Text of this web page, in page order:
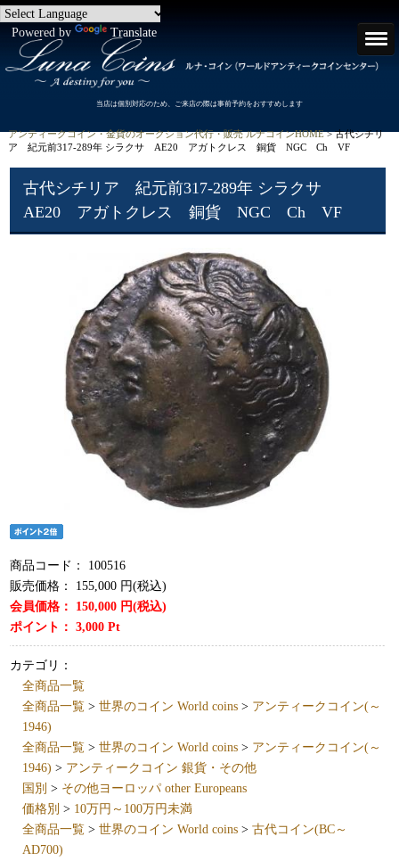
Powered by Translate
当店は個別対応のため、ご来店の際は事前予約をおすすめします
アンティークコイン・金貨のオークション代行・販売 ルナコインHOME> 古代シチリ
ア 紀元前317-289年 シラクサ AE20 アガトクレス 銅貨 NGC Ch VF
古代シチリア 紀元前317-289年 シラクサ
AE20 アガトクレス 銅貨 NGC Ch VF
商品コード：
100516
販売価格：
155,000 円(税込)
会員価格：
150,000 円(税込)
ポイント：3,000 Pt
カテゴリ：
全商品一覧
全商品一覧 >世界のコイン World coins > アンティークコイン(～
1946)
全商品一覧 >世界のコイン World coins > アンティークコイン(～
1946) > アンティークコイン 銀貨・その他
国別 > その他ヨーロッパ other Europeans
価格別 > 10万円～100万円未満
全商品一覧 >世界のコイン World coins >古代コイン(BC～
AD700)